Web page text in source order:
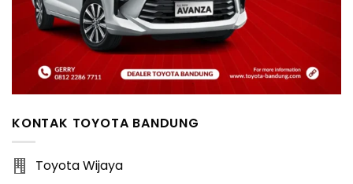
KONTAK TOYOTA BANDUNG
Toyota Wijaya